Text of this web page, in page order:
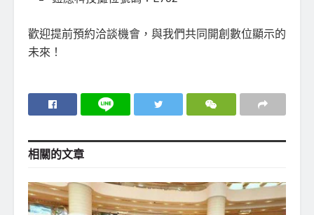
歡迎提前預約洽談機會，與我們共同開創數位顯示的
未來！
相關的文章